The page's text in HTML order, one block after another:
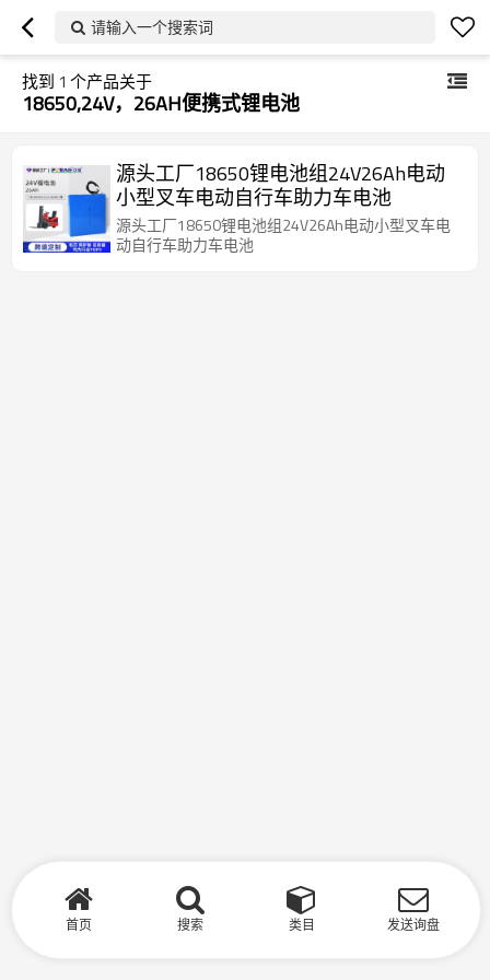
请输入一个搜索词
找到 1 个产品关于
18650,24V，26AH便携式锂电池
源头工厂18650锂电池组24V26Ah电动
小型叉车电动自行车助力车电池
源头工厂18650锂电池组24V26Ah电动小型叉车电
动自行车助力车电池
首页 搜索 类目 发送询盘